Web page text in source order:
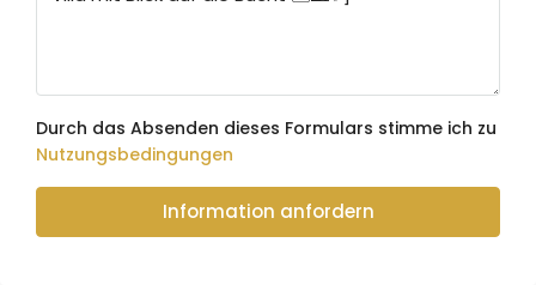
Durch das Absenden dieses Formulars stimme ich zu
Nutzungsbedingungen
Information anfordern